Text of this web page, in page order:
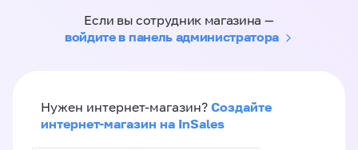
Если вы сотрудник магазина —
войдите в панель администратора
Нужен интернет-магазин? Создайте
интернет-магазин на InSales